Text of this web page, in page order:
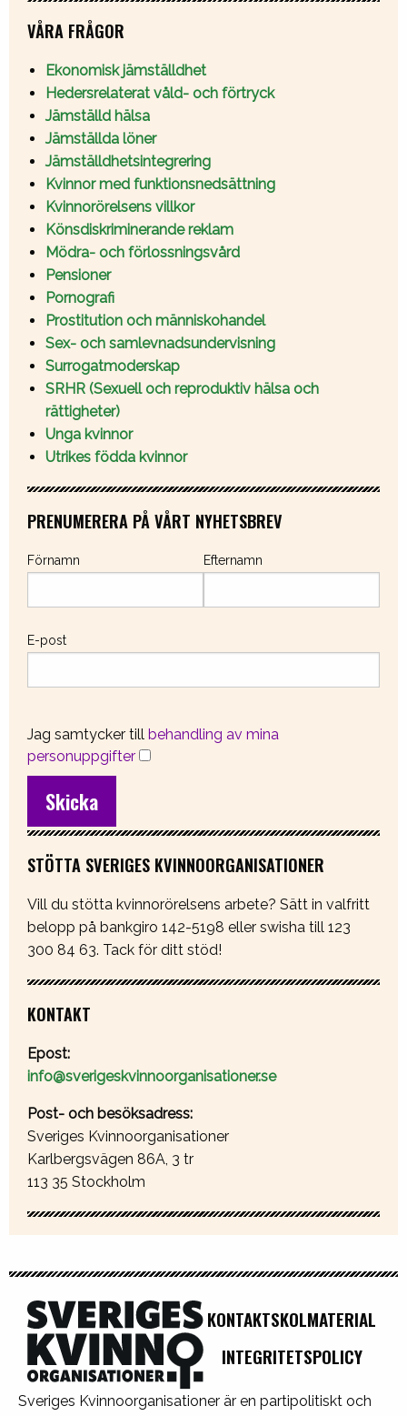
VÅRA FRÅGOR
Ekonomisk jämställdhet
Hedersrelaterat våld- och förtryck
Jämställd hälsa
Jämställda löner
Jämställdhetsintegrering
Kvinnor med funktionsnedsättning
Kvinnorörelsens villkor
Könsdiskriminerande reklam
Mödra- och förlossningsvård
Pensioner
Pornografi
Prostitution och människohandel
Sex- och samlevnadsundervisning
Surrogatmoderskap
SRHR (Sexuell och reproduktiv hälsa och
rättigheter)
Unga kvinnor
Utrikes födda kvinnor
PRENUMERERA PÅ VÅRT NYHETSBREV
Förnamn Efternamn
E-post
Jag samtycker till behandling av mina
personuppgifter
STÖTTA SVERIGES KVINNOORGANISATIONER
Vill du stötta kvinnorörelsens arbete? Sätt in valfritt
belopp på bankgiro 142-5198 eller swisha till 123
300 84 63. Tack för ditt stöd!
KONTAKT
Epost:
info@sverigeskvinnoorganisationer.se
Post- och besöksadress:
Sveriges Kvinnoorganisationer
Karlbergsvägen 86A, 3 tr
113 35 Stockholm
Sveriges Kvinnoorganisationer är en partipolitiskt och
KONTAKTSKOLMATERIAL
INTEGRITETSPOLICY